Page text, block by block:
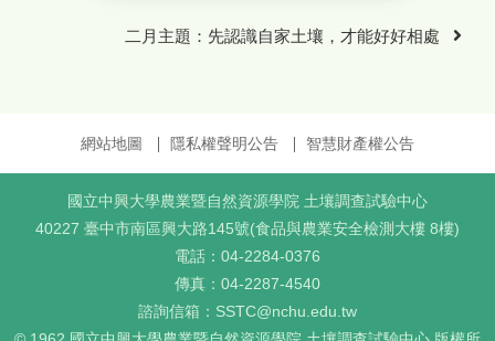
二月主題：先認識自家土壤，才能好好相處
網站地圖 隱私權聲明公告 智慧財產權公告
國立中興大學農業暨自然資源學院 土壤調查試驗中心
40227 臺中市南區興大路145號(食品與農業安全檢測大樓 8樓)
電話： 04-2284-0376
傳真： 04-2287-4540
諮詢信箱： SSTC@nchu.edu.tw